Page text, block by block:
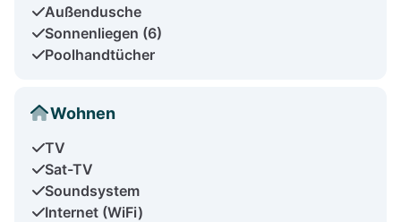
Außendusche
Sonnenliegen (6)
Poolhandtücher
Wohnen
TV
Sat-TV
Soundsystem
Internet (WiFi)